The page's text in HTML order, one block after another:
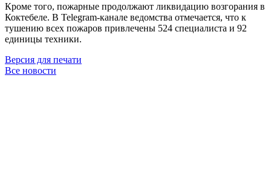
Кроме того, пожарные продолжают ликвидацию возгорания в
Коктебеле. В Telegram-канале ведомства отмечается, что к
тушению всех пожаров привлечены 524 специалиста и 92
единицы техники.
Версия для печати
Все новости